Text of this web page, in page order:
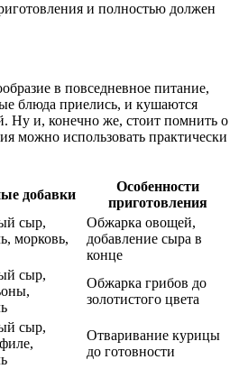
и полностью должен
в повседневное питание,
блюда приелись, и кушаются
Ну и, конечно же, стоит помнить о
можно использовать практически
добавки
Особенности
приготовления
сыр,
морковь,
Обжарка овощей,
добавление сыра в
конце
сыр,
Обжарка грибов до
золотистого цвета
сыр,
Отваривание курицы
до готовности